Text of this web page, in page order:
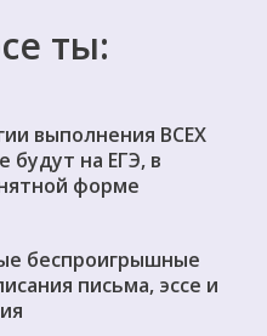
ты:
выполнения ВСЕХ
будут на ЕГЭ, в
форме
беспроигрышные
письма, эссе и